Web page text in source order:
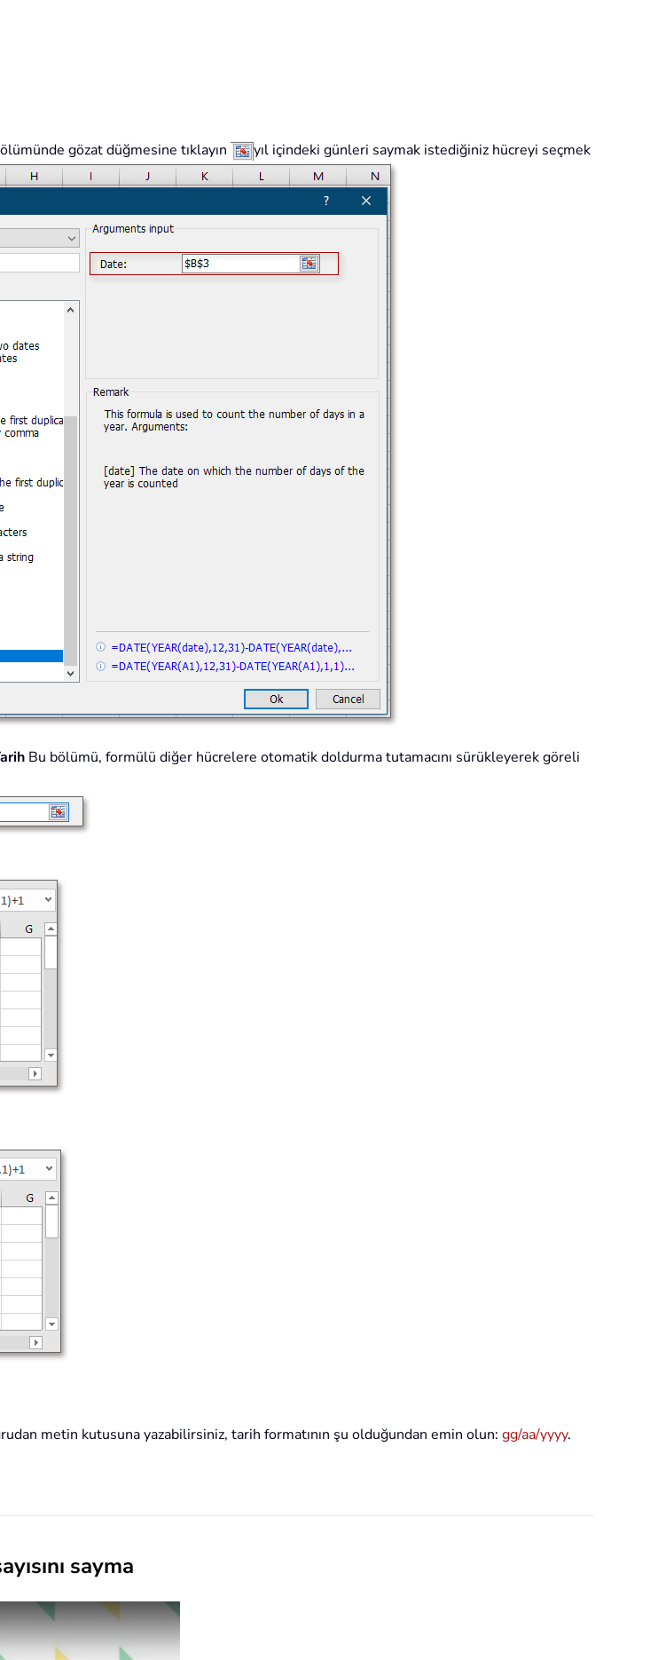
gözat düğmesine tıklayın yıl içindeki günleri saymak istediğiniz hücreyi seçmek
Bu bölümü, formülü diğer hücrelere otomatik doldurma tutamacını sürükleyerek göreli
metin kutusuna yazabilirsiniz, tarih formatının şu olduğundan emin olun: gg/aa/yyyy.
sayma